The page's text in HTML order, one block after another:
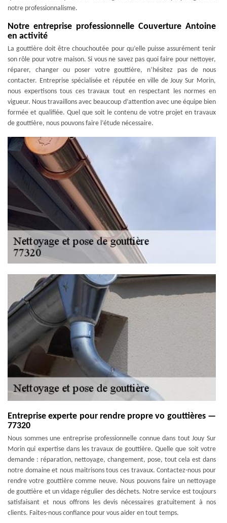
notre professionnalisme.
Notre entreprise professionnelle Couverture Antoine
en activité
La gouttière doit être chouchoutée pour qu’elle puisse assurément tenir
son rôle pour votre maison. Si vous ne savez pas quoi faire pour nettoyer,
réparer, changer ou poser votre gouttière, n’hésitez pas de nous
contacter. Entreprise spécialisée et réputée en ville de Jouy Sur Morin,
nous expertisons tous ces travaux tout en respectant les normes en
vigueur. Nous travaillons avec beaucoup d’attention avec une équipe bien
formée et qualifiée. Quel que soit le contenu de votre projet en travaux
de gouttière, nous pouvons faire l’étude nécessaire.
Entreprise experte pour rendre propre vo gouttières —
77320
Nous sommes une entreprise professionnelle connue dans tout Jouy Sur
Morin qui expertise dans les travaux de gouttière. Quelle que soit votre
demande : réparation, nettoyage, changement, pose, tout cela est dans
notre domaine et nous maitrisons tous ces travaux. Contactez-nous pour
rendre votre gouttière comme neuve. Nous pouvons faire un nettoyage
de gouttière et un vidage régulier des déchets. Notre service est toujours
satisfaisant et nous offrons les devis nécessaires gratuitement à nos
clients. Faites-nous confiance pour vous aider en tout temps.